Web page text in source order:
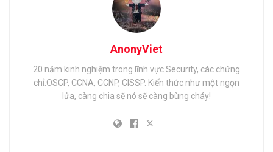
AnonyViet
20 năm kinh nghiệm trong lĩnh vực Security, các chứng
chỉ:OSCP, CCNA, CCNP, CISSP. Kiến thức như một ngọn
lửa, càng chia sẽ nó sẽ càng bùng cháy!